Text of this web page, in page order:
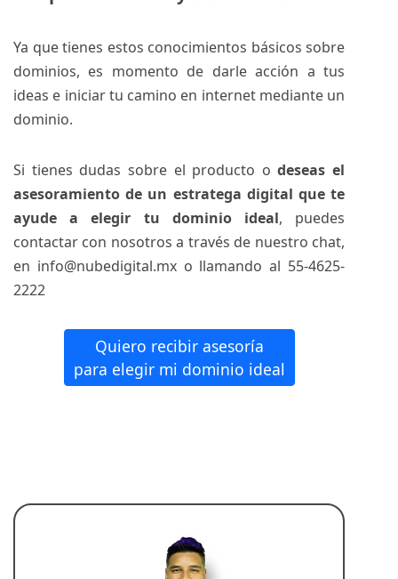
Ya que tienes estos conocimientos básicos sobre
dominios, es momento de darle acción a tus
ideas e iniciar tu camino en internet mediante un
dominio.
Si tienes dudas sobre el producto odeseas el
asesoramiento de un estratega digital que te
ayude a elegir tu dominio ideal, puedes
contactar con nosotros a través de nuestro chat,
en info@nubedigital.mx o llamando al 55-4625-
2222
Quiero recibir asesoría
para elegir mi dominio ideal